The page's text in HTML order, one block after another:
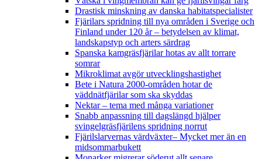
Drastisk minskning av danska habitatspecialister
Fjärilars spridning till nya områden i Sverige och
Finland under 120 år– betydelsen av klimat,
landskapstyp och arters särdrag
Spanska kamgräsfjärilar hotas av allt torrare
somrar
Mikroklimat avgör utvecklingshastighet
Bete i Natura 2000-områden hotar de
väddnätfjärilar som ska skyddas
Nektar – tema med många variationer
Snabb anpassning till dagslängd hjälper
svingelgräsfjärilens spridning norrut
Fjärilslarvernas värdväxter– Mycket mer än en
midsommarbukett